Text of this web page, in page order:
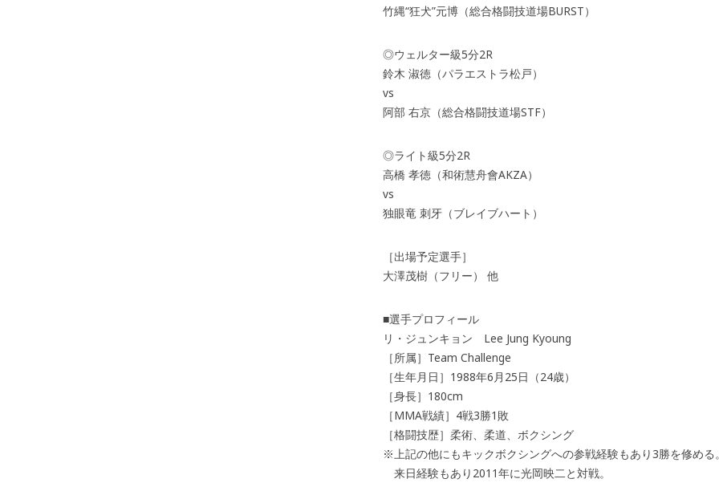
竹縄“狂犬”元博（総合格闘技道場BURST）
◎ウェルター級5分2R
鈴木 淑徳（パラエストラ松戸）
vs
阿部 右京（総合格闘技道場STF）
◎ライト級5分2R
高橋 孝徳（和術慧舟會AKZA）
vs
独眼竜 刺牙（ブレイブハート）
［出場予定選手］
大澤茂樹（フリー） 他
■選手プロフィール
リ・ジュンキョン Lee Jung Kyoung
［所属］Team Challenge
［生年月日］1988年6月25日（24歳）
［身長］180cm
［MMA戦績］4戦3勝1敗
［格闘技歴］柔術、柔道、ボクシング
※上記の他にもキックボクシングへの参戦経験もあり3勝を修める。
来日経験もあり2011年に光岡映二と対戦。